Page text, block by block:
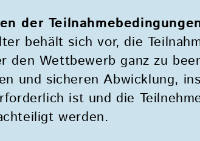
der
behält sich vor, die
den Wettbewerb ganz zu
und sicheren Abwicklung,
ist und die
werden.